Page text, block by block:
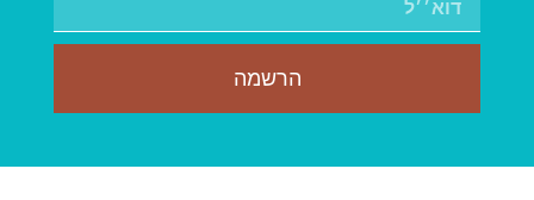
הרשמה